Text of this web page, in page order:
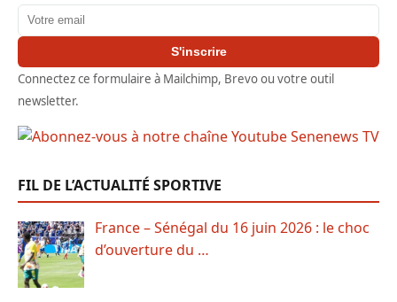
Adresse email
S'inscrire
Connectez ce formulaire à Mailchimp, Brevo ou votre outil
newsletter.
FIL DE L’ACTUALITÉ SPORTIVE
France – Sénégal du 16 juin 2026 : le choc
d’ouverture du …